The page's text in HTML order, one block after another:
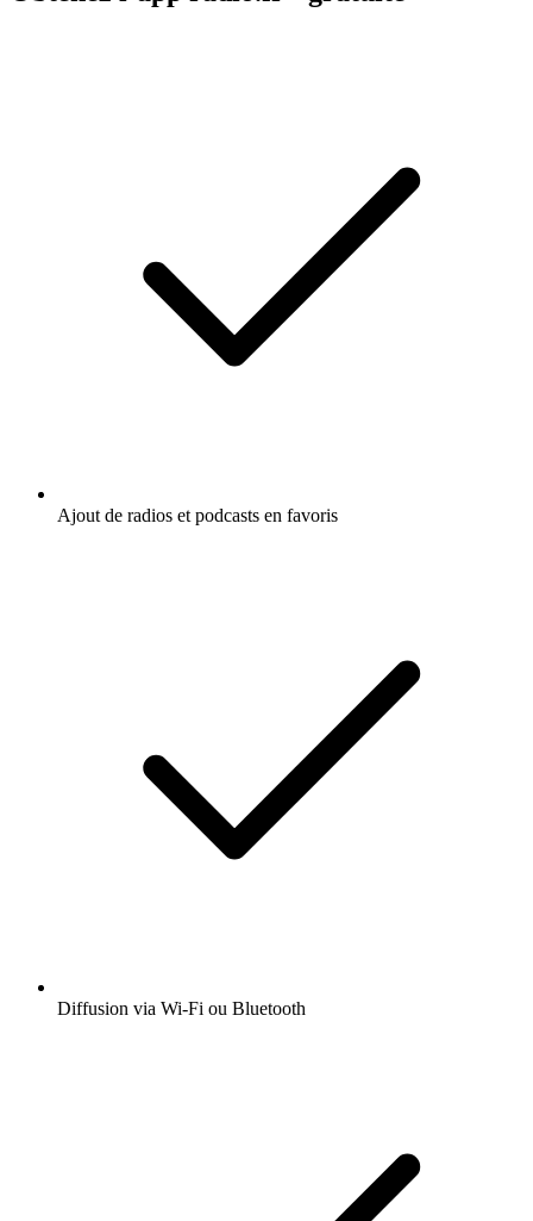
Ajout de radios et podcasts en favoris
Diffusion via Wi-Fi ou Bluetooth